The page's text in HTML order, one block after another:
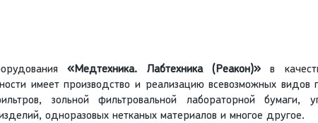
«Медтехника. Лабтехника (Реакон)»в
имеет производство и реализацию всевозможных видов
зольной фильтровальной лабораторной бумаги,
одноразовых нетканых материалов и многое другое.